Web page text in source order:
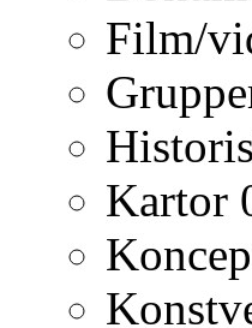
Film/
Kartor